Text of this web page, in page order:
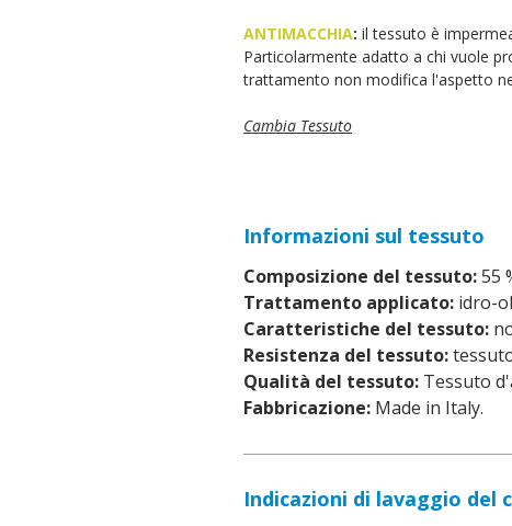
ANTIMACCHIA: il tessuto è
Particolarmente adatto a chi vuole
trattamento non modifica l'aspetto
Cambia Tessuto
Informazioni sul tessuto
Composizione del tessuto:55
Trattamento applicato: idro-
Caratteristiche del tessuto:
Resistenza del tessuto:
Qualità del tessuto: Tessuto
Fabbricazione: Made in Italy.
Indicazioni di lavaggio del